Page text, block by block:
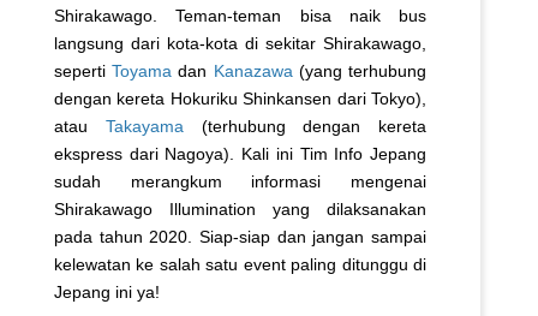
Shirakawago. Teman-teman bisa naik bus
langsung dari kota-kota di sekitar Shirakawago,
sepertiToyama dan Kanazawa (yang terhubung
dengan kereta Hokuriku Shinkansen dari Tokyo),
atau Takayama (terhubung dengan kereta
ekspress dari Nagoya). Kali ini Tim Info Jepang
sudah merangkum informasi mengenai
Shirakawago Illumination yang dilaksanakan
pada tahun 2020. Siap-siap dan jangan sampai
kelewatan ke salah satu event paling ditunggu di
Jepang ini ya!